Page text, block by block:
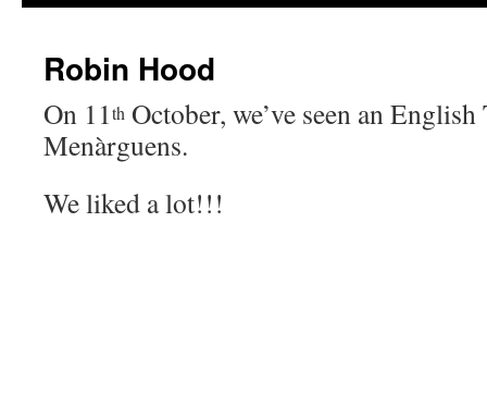
Robin Hood
On 11th October, we’ve seen an
Menàrguens.
We liked a lot!!!